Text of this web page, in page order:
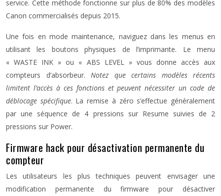
service. Cette méthode fonctionne sur plus de 80% des modèles
Canon commercialisés depuis 2015.
Une fois en mode maintenance, naviguez dans les menus en
utilisant les boutons physiques de l’imprimante. Le menu
« WASTE INK » ou « ABS LEVEL » vous donne accès aux
compteurs d’absorbeur. Notez que certains modèles récents
limitent l’accès à ces fonctions et peuvent nécessiter un code de
déblocage spécifique. La remise à zéro s’effectue généralement
par une séquence de 4 pressions sur Resume suivies de 2
pressions sur Power.
Firmware hack pour désactivation permanente du
compteur
Les utilisateurs les plus techniques peuvent envisager une
modification permanente du firmware pour désactiver